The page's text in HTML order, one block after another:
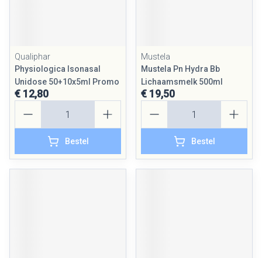
Qualiphar
Physiologica Isonasal
Unidose 50+10x5ml Promo
€ 12,80
Bestel
Mustela
Mustela Pn Hydra Bb
Lichaamsmelk 500ml
€ 19,50
Bestel